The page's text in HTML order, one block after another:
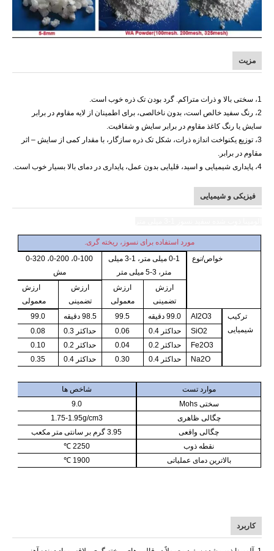
مزیت
1، سختی بالا و ذرات متراکم. گرد بودن تک ذره خوب است.
2، رنگ سفید خالص است، بدون ناخالصی، برای اطمینان از لایه مقاوم در برابر
سایش یا رنگ کاغذ مقاوم در برابر سایش و شفافیت.
3، توزیع یکنواخت اندازه ذرات، شکل تک ذره سازگار، با مقدار کمی از سایش – اثر
مقاوم در برابر.
4، پایداری شیمیایی و اسید، قلیایی بدون عمل، پایداری در دمای بالا بسیار خوب است.
فیزیکی و شیمیایی
مورد استفاده برای نسوز، ریخته گری.
خواص/نوع
0-1 میلی متر، 1-3 میلی
متر، 3-5 میلی متر
0-100، 0-200، 0-320
مش
ارزش
تضمینی
ارزش
معمولی
ارزش
تضمینی
ارزش
معمولی
ترکیب
شیمیایی
AI2O3 99.0 دقیقه 99.5 98.5 دقیقه
99.0
SiO2
حداکثر 0.4 0.06 حداکثر 0.3
0.08
Fe2O3
حداکثر 0.2 0.04 حداکثر 0.2
0.10
Na2O
حداکثر 0.4 0.30 حداکثر 0.4 0.35
موارد تست
شاخص ها
سختی Mohs
9.0
چگالی ظاهری
1.75-1.95g/cm3
چگالی واقعی
3.95 گرم بر سانتی متر مکعب
نقطه ذوب
2250 ℃
بالاترین دمای عملیاتی
1900
℃
کاربرد